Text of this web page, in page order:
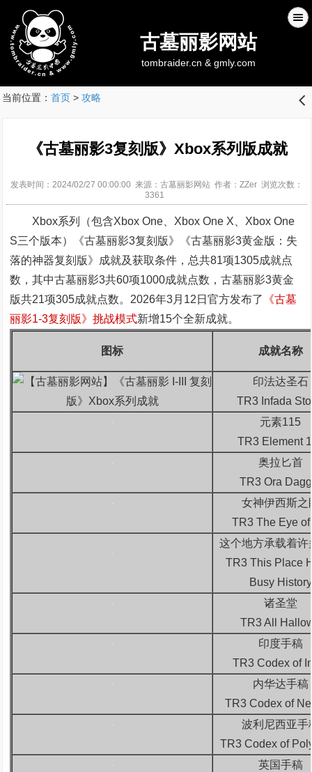
古墓丽影网站
tombraider.cn & gmly.com
当前位置： 首页> 攻略 󰊒
《古墓丽影3复刻版》Xbox系列版成就
发表时间：2024/02/27 00:00:00 来源：古墓丽影网站 作者：ZZer 浏览次数：
3361
Xbox系列（包含Xbox One、Xbox One X、Xbox One
S三个版本）《古墓丽影3复刻版》《古墓丽影3黄金版：失
落的神器复刻版》成就及获取条件，总共81项1305成就点
数，其中古墓丽影3共60项1000成就点数，古墓丽影3黄金
版共21项305成就点数。2026年3月12日官方发布了
《古墓
丽影1-3复刻版》挑战模式新增15个全新成就。
图标 成就名称
印法达圣石
TR3 Infada
元素115
TR3 Element
奥拉匕首
TR3 Ora
女神伊西斯之
TR3 The Eye of
这个地方承载着许
TR3 This Place
Busy History
诸圣堂
TR3 All
印度手稿
TR3 Codex of
内华达手稿
TR3 Codex of
波利尼西亚手
TR3 Codex of
英国手稿